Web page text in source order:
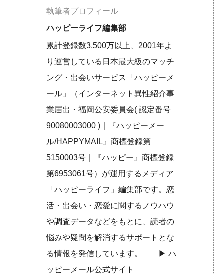
執筆者プロフィール
ハッピーライフ編集部
累計登録数3,500万以上、2001年よ
り運営している日本最大級のマッチ
ング・出会いサービス「ハッピーメ
ール」（インターネット異性紹介事
業届出・福岡公安委員会( 認定番号
90080003000 )｜『ハッピーメー
ル/HAPPYMAIL』商標登録第
5150003号｜『ハッピー』商標登録
第6953061号）が運用するメディア
「ハッピーライフ」編集部です。恋
活・出会い・恋愛に関するノウハウ
や調査データなどをもとに、読者の
悩みや疑問を解消するサポートとな
る情報を発信しています。 ▶︎ハ
ッピーメール公式サイト